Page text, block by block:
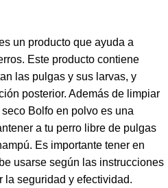
un producto que ayuda a
Este producto contiene
las pulgas y sus larvas, y
posterior. Además de limpiar
Bolfo en polvo es una
a tu perro libre de pulgas
Es importante tener en
usarse según las instrucciones
la seguridad y efectividad.